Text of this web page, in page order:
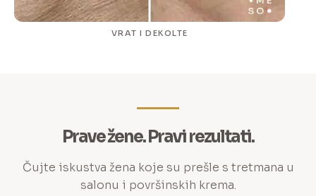
VRAT I DEKOLTE
Prave žene. Pravi rezultati.
Čujte iskustva žena koje su prešle s tretmana u
salonu i površinskih krema.